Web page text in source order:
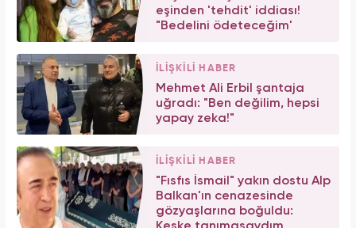
eşinden 'tehdit' iddiası!
"Bedelini ödeteceğim'
İLİŞKİLİ HABER
Mehmet Ali Erbil şantaja
uğradı: "Ben değilim, hepsi
yapay zeka!"
İLİŞKİLİ HABER
"Fısfıs İsmail" yakın dostu Alp
Balkan'ın cenazesinde
gözyaşlarına boğuldu: